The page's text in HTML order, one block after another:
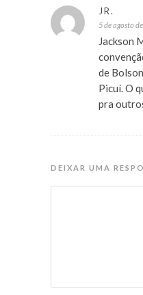
JR.
5 de agosto
Jackson
de
Picuí. O
pra
DEIXAR UMA